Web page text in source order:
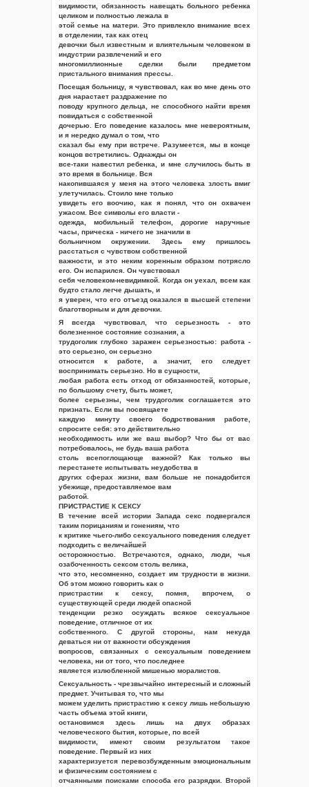
видимости, обязанность навещать больного ребенка
целиком и полностью лежала в
этой семье на матери. Это привлекло внимание всех
в отделении, так как отец
девочки был известным и влиятельным человеком в
индустрии развлечений и его
многомиллионные сделки были предметом
пристального внимания прессы.
Посещая больницу, я чувствовал, как во мне день ото
дня нарастает раздражение по
поводу крупного дельца, не способного найти время
повидаться с собственной
дочерью. Его поведение казалось мне невероятным,
и я нередко думал о том, что
сказал бы ему при встрече. Разумеется, мы в конце
концов встретились. Однажды он
все-таки навестил ребенка, и мне случилось быть в
это время в больнице. Вся
накопившаяся у меня на этого человека злость вмиг
улетучилась. Стоило мне только
увидеть его воочию, как я понял, что он охвачен
ужасом. Все символы его власти -
одежда, мобильный телефон, дорогие наручные
часы, прическа - ничего не значили в
больничном окружении. Здесь ему пришлось
расстаться с чувством собственной
важности, и это неким коренным образом потрясло
его. Он испарился. Он чувствовал
себя человеком-невидимкой. Когда он уехал, всем как
будто стало легче дышать, и
я уверен, что его отъезд оказался в высшей степени
благотворным и для девочки.
Я всегда чувствовал, что серьезность - это
болезненное состояние сознания, а
трудоголик глубоко заражен серьезностью: работа -
это серьезно, он серьезно
относится к работе, а значит, его следует
воспринимать серьезно. Но в сущности,
любая работа есть отход от обязанностей, которые,
по большому счету, быть может,
более серьезны, чем трудоголик соглашается это
признать. Если вы посвящаете
каждую минуту своего бодрствования работе,
спросите себя: это действительно
необходимость или же ваш выбор? Что бы от вас
потребовалось, не будь ваша работа
столь всепоглощающе важной? Как только вы
перестанете испытывать неудобства в
других сферах жизни, вам больше не понадобится
убежище, предоставляемое вам
работой.
ПРИСТРАСТИЕ К СЕКСУ
В течение всей истории Запада секс подвергался
таким порицаниям и гонениям, что
к критике чьего-либо сексуального поведения следует
подходить с величайшей
осторожностью. Встречаются, однако, люди, чья
озабоченность сексом столь велика,
что это, несомненно, создает им трудности в жизни.
Об этом можно говорить как о
пристрастии к сексу, помня, впрочем, о
существующей среди людей опасной
тенденции резко осуждать всякое сексуальное
поведение, отличное от их
собственного. С другой стороны, нам некуда
деваться ни от важности обсуждения
вопросов, связанных с сексуальным поведением
человека, ни от того, что последнее
является излюбленной мишенью моралистов.
Сексуальность - чрезвычайно интересный и сложный
предмет. Учитывая то, что мы
можем уделить пристрастию к сексу лишь небольшую
часть объема этой книги,
остановимся здесь лишь на двух образах
человеческого бытия, которые, по всей
видимости, имеют своим результатом такое
поведение. Первый из них
характеризуется перевозбужденным эмоциональным
и физическим состоянием с
отчаянными поисками способа его разрядки. Второй